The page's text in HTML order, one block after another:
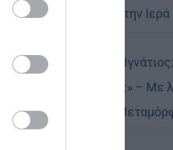
Αυστραλίας στην
Δημητριάδος
το μέλλον μας» – Με
στον Βόλο η